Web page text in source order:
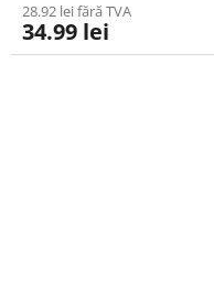
28.92 lei fără TVA
34.99 lei